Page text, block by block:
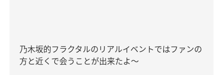
乃木坂的フラクタルのリアルイベントではファンの
方と近くで会うことが出来たよ〜